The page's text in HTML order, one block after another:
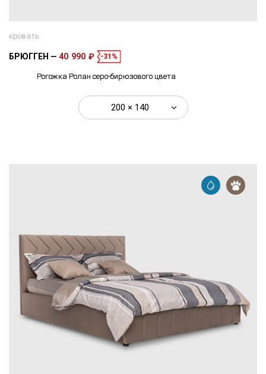
кровать
БРЮГГЕН 40 990 ₽ -31%
Рогожка Ролан серо-бирюзового цвета
200 × 140